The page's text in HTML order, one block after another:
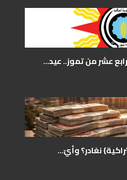
عشر من تموز.. عيد...
نغادر؟ وأيّ...